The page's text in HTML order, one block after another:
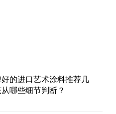
的进口艺术涂料推荐几
哪些细节判断？